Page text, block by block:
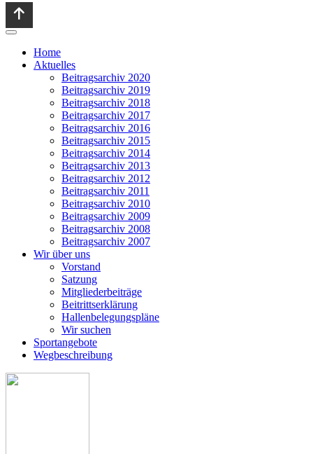
Home
Aktuelles
Beitragsarchiv 2020
Beitragsarchiv 2019
Beitragsarchiv 2018
Beitragsarchiv 2017
Beitragsarchiv 2016
Beitragsarchiv 2015
Beitragsarchiv 2014
Beitragsarchiv 2013
Beitragsarchiv 2012
Beitragsarchiv 2011
Beitragsarchiv 2010
Beitragsarchiv 2009
Beitragsarchiv 2008
Beitragsarchiv 2007
Wir über uns
Vorstand
Satzung
Mitgliederbeiträge
Beitrittserklärung
Hallenbelegungspläne
Wir suchen
Sportangebote
Wegbeschreibung